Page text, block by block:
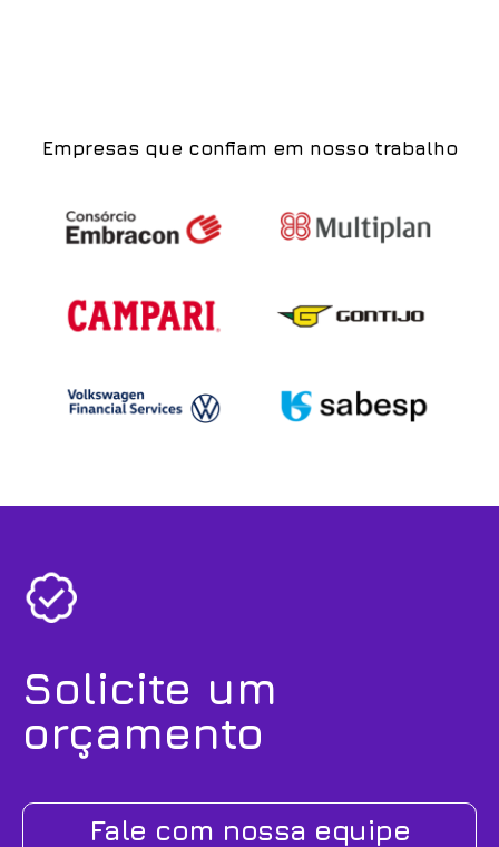
Empresas que confiam em nosso trabalho
Solicite um
orçamento
Fale com nossa equipe